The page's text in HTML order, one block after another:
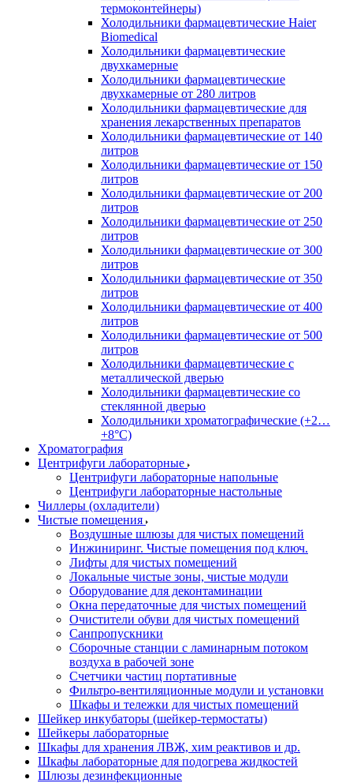
термоконтейнеры)
Холодильники фармацевтические Haier
Biomedical
Холодильники фармацевтические
двухкамерные
Холодильники фармацевтические
двухкамерные от 280 литров
Холодильники фармацевтические для
хранения лекарственных препаратов
Холодильники фармацевтические от 140
литров
Холодильники фармацевтические от 150
литров
Холодильники фармацевтические от 200
литров
Холодильники фармацевтические от 250
литров
Холодильники фармацевтические от 300
литров
Холодильники фармацевтические от 350
литров
Холодильники фармацевтические от 400
литров
Холодильники фармацевтические от 500
литров
Холодильники фармацевтические с
металлической дверью
Холодильники фармацевтические со
стеклянной дверью
Холодильники хроматографические (+2…
+8°C)
Хроматография
Центрифуги лабораторные
Центрифуги лабораторные напольные
Центрифуги лабораторные настольные
Чиллеры (охладители)
Чистые помещения
Воздушные шлюзы для чистых помещений
Инжиниринг. Чистые помещения под ключ.
Лифты для чистых помещений
Локальные чистые зоны, чистые модули
Оборудование для деконтаминации
Окна передаточные для чистых помещений
Очистители обуви для чистых помещений
Санпропускники
Сборочные станции с ламинарным потоком
воздуха в рабочей зоне
Счетчики частиц портативные
Фильтро-вентиляционные модули и установки
Шкафы и тележки для чистых помещений
Шейкер инкубаторы (шейкер-термостаты)
Шейкеры лабораторные
Шкафы для хранения ЛВЖ, хим реактивов и др.
Шкафы лабораторные для подогрева жидкостей
Шлюзы дезинфекционные